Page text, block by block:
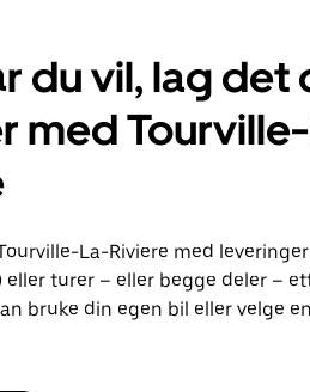
du vil, lag det
med
La-Riviere med
turer – eller begge deler –
bruke din egen bil eller velge